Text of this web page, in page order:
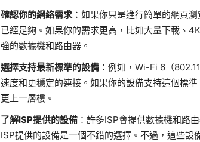
確認你的網絡需求：如果你只是進行簡單的網頁
已經足夠。如果你的需求更高，比如大量下載、
強的數據機和路由器。
選擇支持最新標準的設備 ：例如，Wi-Fi 6（
速度和更穩定的連接。如果你的設備支持這個標
更上一層樓。
了解ISP提供的設備 ：許多ISP會提供數據機和路
ISP提供的設備是一個不錯的選擇。不過，這些設